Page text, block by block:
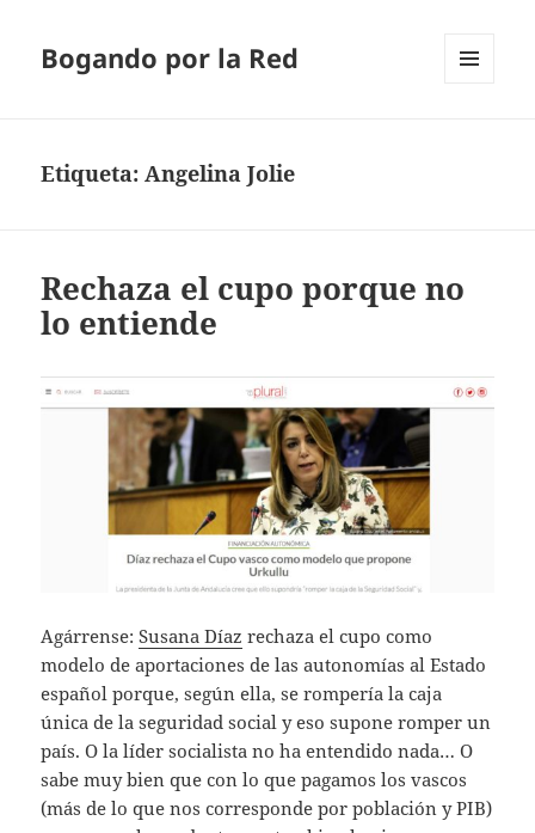
Bogando por la Red
Etiqueta:Angelina Jolie
Rechaza el cupo porque no
lo entiende
Agárrense:Susana Díaz rechaza el cupo como
modelo de aportaciones de las autonomías al Estado
español porque, según ella, se rompería la caja
única de la seguridad social y eso supone romper un
país. O la líder socialista no ha entendido nada… O
sabe muy bien que con lo que pagamos los vascos
(más de lo que nos corresponde por población y PIB)